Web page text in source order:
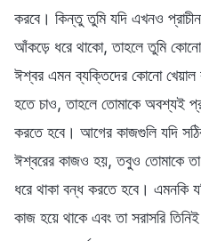
করবে। কিন্তু তুমি যদি এখনও
আঁকড়ে ধরে থাকো, তাহলে তুমি
ঈশ্বর এমন ব্যক্তিদের কোনো খেয়াল
হতে চাও, তাহলে তোমাকে অবশ্যই
করতে হবে। আগের কাজগুলি যদি
ঈশ্বরের কাজও হয়, তবুও তোমাকে
ধরে থাকা বন্ধ করতে হবে। এমনকি
কাজ হয়ে থাকে এবং তা সরাসরি